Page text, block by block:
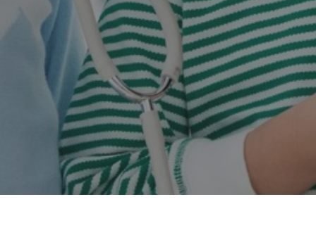
련 시스템
북부산간호학원이 함께합니다.
MORE NOW